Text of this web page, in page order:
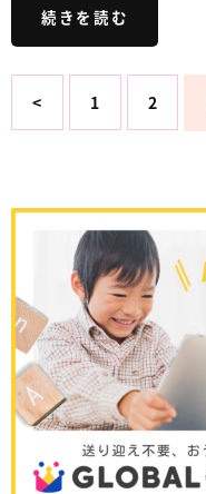
続きを読む
< 1 2